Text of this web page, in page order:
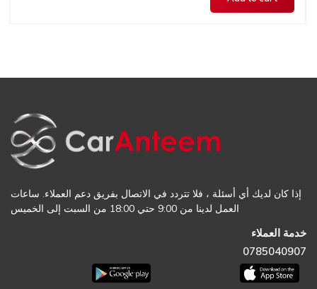
إذا كان لديك أي أسئلة ، فلا تتردد في الاتصال بفريق دعم العملاء. ساعات
العمل لدينا من 9:00 حتي 18:00 من السبت إلى الخميس
خدمة العملاء
0785040907